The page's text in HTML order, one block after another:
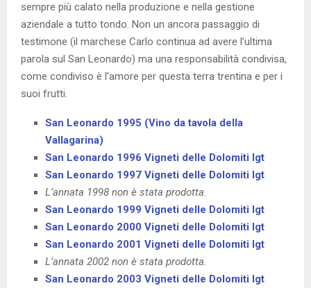
sempre più calato nella produzione e nella gestione
aziendale a tutto tondo. Non un ancora passaggio di
testimone (il marchese Carlo continua ad avere l’ultima
parola sul San Leonardo) ma una responsabilità condivisa,
come condiviso è l’amore per questa terra trentina e per i
suoi frutti.
San Leonardo 1995 (Vino da tavola della
Vallagarina)
San Leonardo 1996 Vigneti delle Dolomiti Igt
San Leonardo 1997 Vigneti delle Dolomiti Igt
L’annata 1998 non è stata prodotta.
San Leonardo 1999 Vigneti delle Dolomiti Igt
San Leonardo 2000 Vigneti delle Dolomiti Igt
San Leonardo 2001 Vigneti delle Dolomiti Igt
L’annata 2002 non è stata prodotta.
San Leonardo 2003 Vigneti delle Dolomiti Igt